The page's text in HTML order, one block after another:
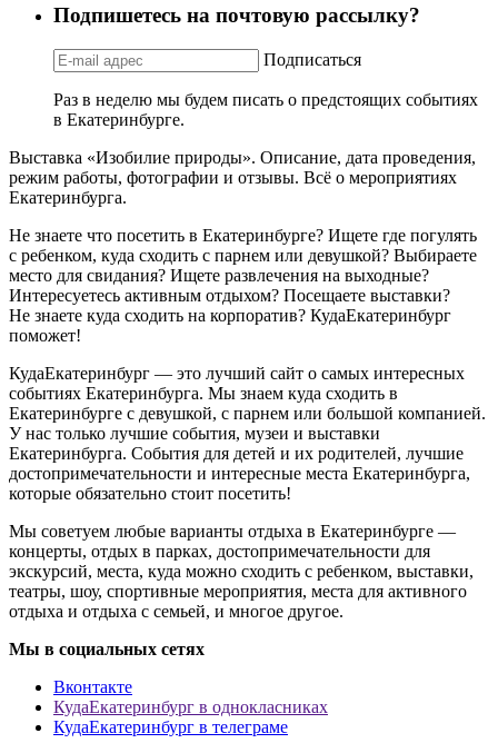
Подпишетесь на почтовую рассылку?
Подписаться
Раз в неделю мы будем писать о предстоящих событиях
в Екатеринбурге.
Выставка «Изобилие природы». Описание, дата проведения,
режим работы, фотографии и отзывы. Всё о мероприятиях
Екатеринбурга.
Не знаете что посетить в Екатеринбурге? Ищете где погулять
с ребенком, куда сходить с парнем или девушкой? Выбираете
место для свидания? Ищете развлечения на выходные?
Интересуетесь активным отдыхом? Посещаете выставки?
Не знаете куда сходить на корпоратив? КудаЕкатеринбург
поможет!
КудаЕкатеринбург — это лучший сайт о самых интересных
событиях Екатеринбурга. Мы знаем куда сходить в
Екатеринбурге с девушкой, с парнем или большой компанией.
У нас только лучшие события, музеи и выставки
Екатеринбурга. События для детей и их родителей, лучшие
достопримечательности и интересные места Екатеринбурга,
которые обязательно стоит посетить!
Мы советуем любые варианты отдыха в Екатеринбурге —
концерты, отдых в парках, достопримечательности для
экскурсий, места, куда можно сходить с ребенком, выставки,
театры, шоу, спортивные мероприятия, места для активного
отдыха и отдыха с семьей, и многое другое.
Мы в социальных сетях
Вконтакте
КудаЕкатеринбург в однокласниках
КудаЕкатеринбург в телеграме